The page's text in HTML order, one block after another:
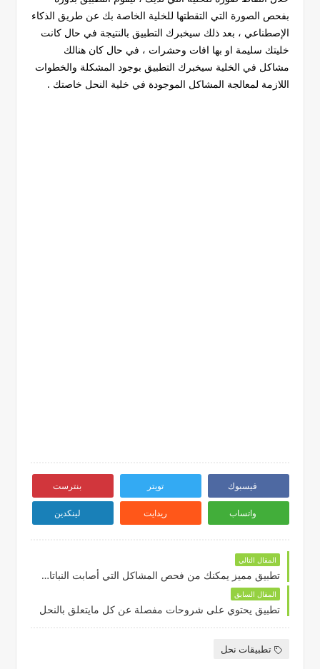
بفحص الصورة التي التقطتها للخلية الخاصة بك عن طريق الذكاء
الإصطناعي ، بعد ذلك سيخبرك التطبيق بالنتيجة في حال كانت
خليتك سليمة او بها افات وحشرات ، في حال كان هنالك
مشاكل في الخلية سيخبرك التطبيق بوجود المشكلة والخطوات
اللازمة لمعالجة المشاكل الموجودة في خلية النحل خاصتك .
فيسبوك تويتر بنترست
واتساب ريدايت لينكدين
المقال التالي
تطبيق مميز يمكنك من فحص المشاكل التي أصابت النباتات لديك عبر الذكاء الاصطناعي
المقال السابق
تطبيق يحتوي على شروحات مفصلة عن كل مايتعلق بالنحل
تطبيقات نحل